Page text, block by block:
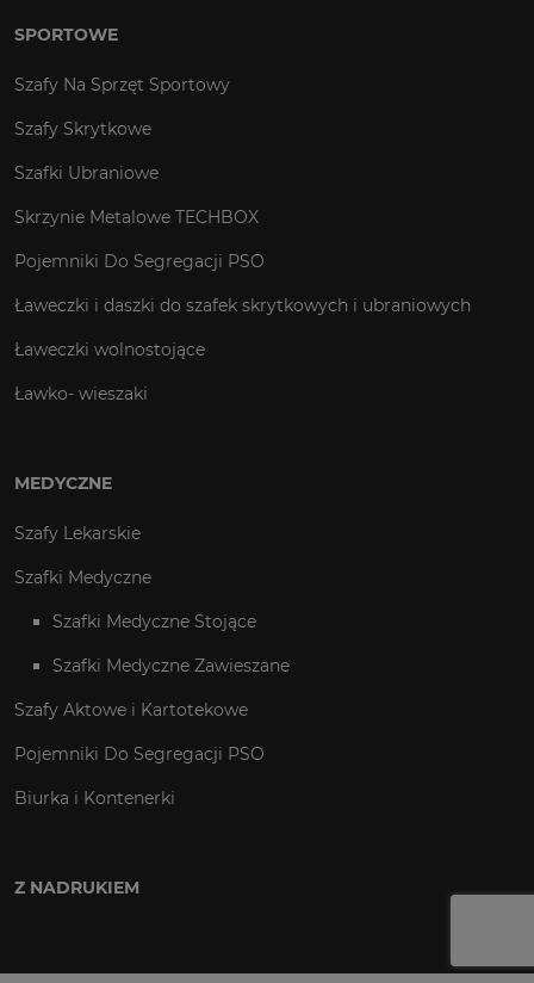
SPORTOWE
Szafy Na Sprzęt Sportowy
Szafy Skrytkowe
Szafki Ubraniowe
Skrzynie Metalowe TECHBOX
Pojemniki Do Segregacji PSO
Ławeczki i daszki do szafek skrytkowych i ubraniowych
Ławeczki wolnostojące
Ławko- wieszaki
MEDYCZNE
Szafy Lekarskie
Szafki Medyczne
Szafki Medyczne Stojące
Szafki Medyczne Zawieszane
Szafy Aktowe i Kartotekowe
Pojemniki Do Segregacji PSO
Biurka i Kontenerki
Z NADRUKIEM